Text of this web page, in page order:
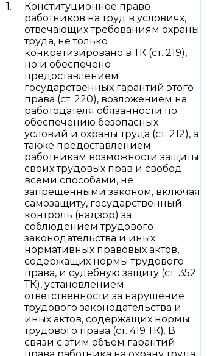
Конституционное право
работников на труд в условиях,
отвечающих требованиям охраны
труда, не только
конкретизировано в ТК (ст. 219),
но и обеспечено
предоставлением
государственных гарантий этого
права (ст. 220), возложением на
работодателя обязанности по
обеспечению безопасных
условий и охраны труда (ст. 212), а
также предоставлением
работникам возможности защиты
своих трудовых прав и свобод
всеми способами, не
запрещенными законом, включая
самозащиту, государственный
контроль (надзор) за
соблюдением трудового
законодательства и иных
нормативных правовых актов,
содержащих нормы трудового
права, и судебную защиту (ст. 352
ТК), установлением
ответственности за нарушение
трудового законодательства и
иных актов, содержащих нормы
трудового права (ст. 419 ТК). В
связи с этим объем гарантий